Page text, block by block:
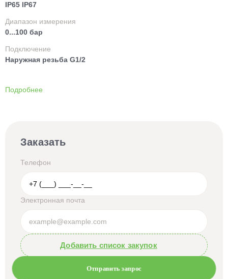
IP65 IP67
Диапазон измерения
0...100 бар
Подключение
Наружная резьба G1/2
Подробнее
Заказать
Телефон
Электронная почта
Добавить список закупок
Отправить запрос